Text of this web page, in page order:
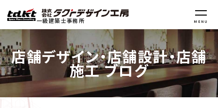
一級建築士事務所 MENU
店舗デザイン・店舗設計・店舗
施工 ブログ